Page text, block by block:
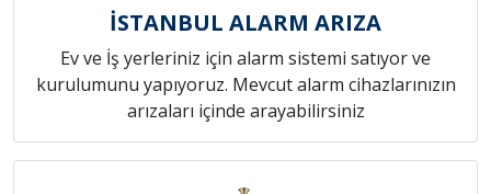
İSTANBUL ALARM ARIZA
Ev ve İş yerleriniz için alarm sistemi satıyor ve
kurulumunu yapıyoruz. Mevcut alarm cihazlarınızın
arızaları içinde arayabilirsiniz